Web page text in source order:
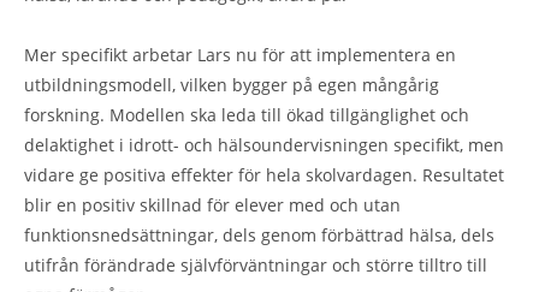
Mer specifikt arbetar Lars nu för att implementera en
utbildningsmodell, vilken bygger på egen mångårig
forskning. Modellen ska leda till ökad tillgänglighet och
delaktighet i idrott- och hälsoundervisningen specifikt, men
vidare ge positiva effekter för hela skolvardagen. Resultatet
blir en positiv skillnad för elever med och utan
funktionsnedsättningar, dels genom förbättrad hälsa, dels
utifrån förändrade självförväntningar och större tilltro till